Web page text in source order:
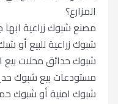
المزارع؟
مصنع شبوك زراعية ابها
شبوك زراعية للبيع أو
شبوك حدائق محلات بيع
مستودعات بيع شبوك
شبوك امنية أو شبوك